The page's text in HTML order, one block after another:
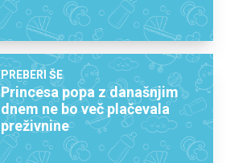
PREBERI ŠE
Princesa popa z današnjim
dnem ne bo več plačevala
preživnine